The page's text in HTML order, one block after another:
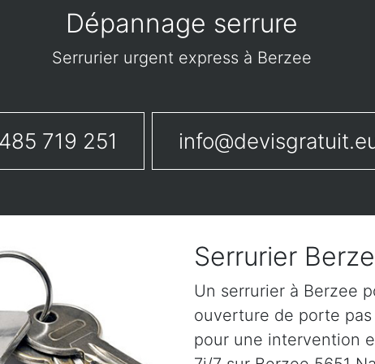
Dépannage serrure
Serrurier urgent express à Berzee
719 251
Serrurier
Un serrurier à Berzee
ouverture de porte
pour une intervention